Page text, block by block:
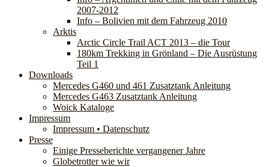
2007-2012
Info – Bolivien mit dem Fahrzeug 2010
Arktis
Arctic Circle Trail ACT 2013 – die Tour
180km Trekking in Grönland – Die Ausrüstung
Teil 1
Downloads
Mercedes G460 und 461 Zusatztank Anleitung
Mercedes G463 Zusatztank Anleitung
Woick Kataloge
Impressum
Impressum • Datenschutz
Presse
Einige Presseberichte vergangener Jahre
Globetrotter wie wir